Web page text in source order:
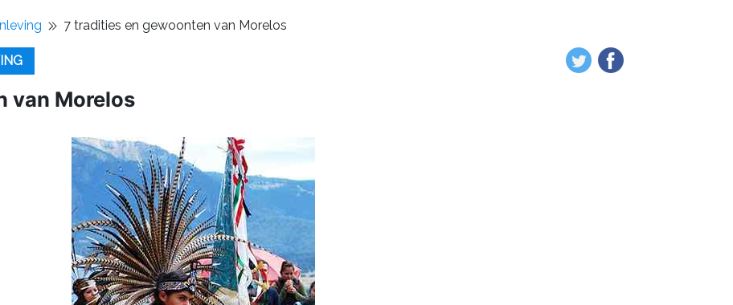
7 tradities en gewoonten van Morelos
van Morelos